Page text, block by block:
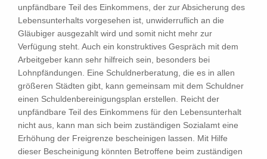
unpfändbare Teil des Einkommens, der zur Absicherung des
Lebensunterhalts vorgesehen ist, unwiderruflich an die
Gläubiger ausgezahlt wird und somit nicht mehr zur
Verfügung steht. Auch ein konstruktives Gespräch mit dem
Arbeitgeber kann sehr hilfreich sein, besonders bei
Lohnpfändungen. Eine Schuldnerberatung, die es in allen
größeren Städten gibt, kann gemeinsam mit dem Schuldner
einen Schuldenbereinigungsplan erstellen. Reicht der
unpfändbare Teil des Einkommens für den Lebensunterhalt
nicht aus, kann man sich beim zuständigen Sozialamt eine
Erhöhung der Freigrenze bescheinigen lassen. Mit Hilfe
dieser Bescheinigung könnten Betroffene beim zuständigen